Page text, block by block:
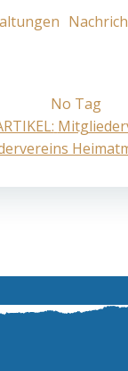
No Tag